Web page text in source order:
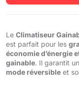
Le Climatiseur
est parfait pour les
économie d’énergie
gainable. Il garantit un
mode réversible et